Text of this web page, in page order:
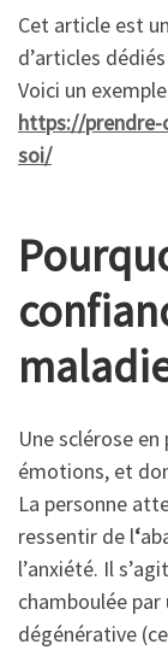
Cet article est
d’articles
Voici un
https://
soi/
Une sclérose
émotions, et
La personne
ressentir de l‘
l’anxiété. Il
chamboulée
dégénérative